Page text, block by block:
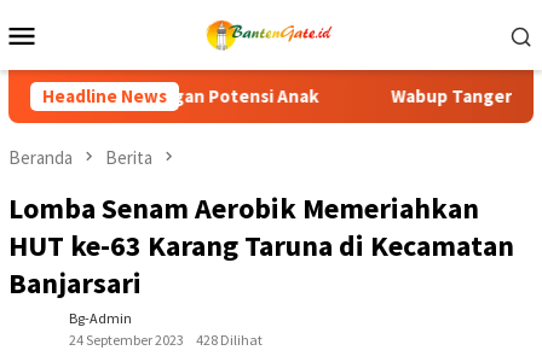
ke
Mobile
Headline News
Wabup Tangerang Dorong Mahasiswa Berkarakter,
Beranda Berita
Lomba Senam Aerobik Memeriahkan
HUT ke-63 Karang Taruna di Kecamatan
Banjarsari
Bg-Admin
24 September 2023
428 Dilihat